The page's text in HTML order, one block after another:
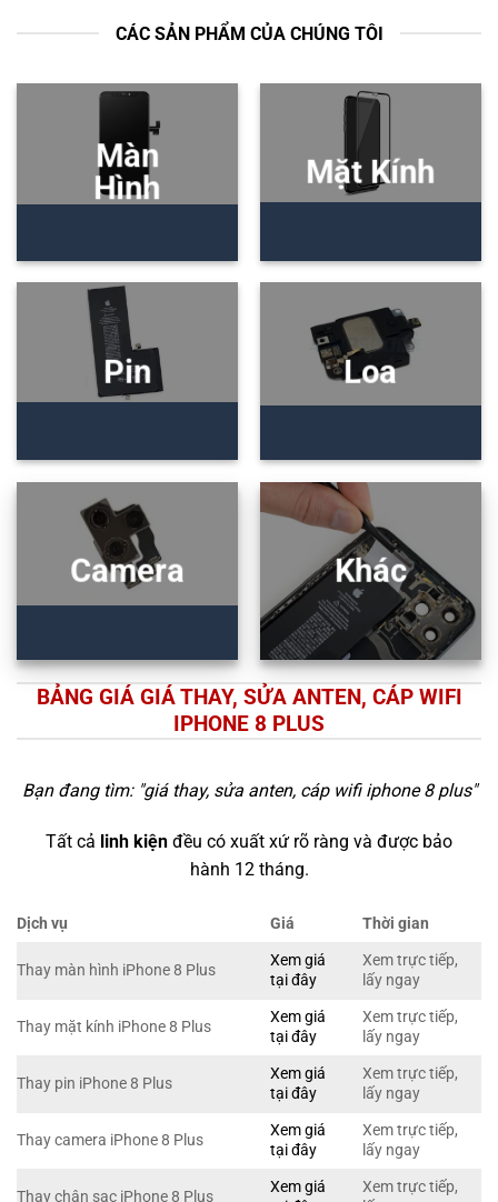
CÁC SẢN PHẨM CỦA CHÚNG TÔI
Màn
Hình
Mặt Kính
Pin Loa
Camera Khác
BẢNG GIÁ GIÁ THAY, SỬA ANTEN, CÁP WIFI
IPHONE 8 PLUS
Bạn đang tìm: "giá thay, sửa anten, cáp wifi iphone 8 plus"
Tất cả linh kiện đều có xuất xứ rõ ràng và được bảo
hành 12 tháng.
Dịch vụ Giá Thời gian
Thay màn hình iPhone 8 Plus
Xem giá
tại đây
Xem trực tiếp,
lấy ngay
Thay mặt kính iPhone 8 Plus
Xem giá
tại đây
Xem trực tiếp,
lấy ngay
Thay pin iPhone 8 Plus
Xem giá
tại đây
Xem trực tiếp,
lấy ngay
Thay camera iPhone 8 Plus
Xem giá
tại đây
Xem trực tiếp,
lấy ngay
Thay chân sạc iPhone 8 Plus
Xem giá
Xem trực tiếp,